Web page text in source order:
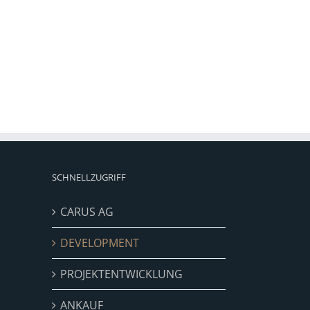
SCHNELLZUGRIFF
CARUS AG
DEVELOPMENT
PROJEKTENTWICKLUNG
ANKAUF